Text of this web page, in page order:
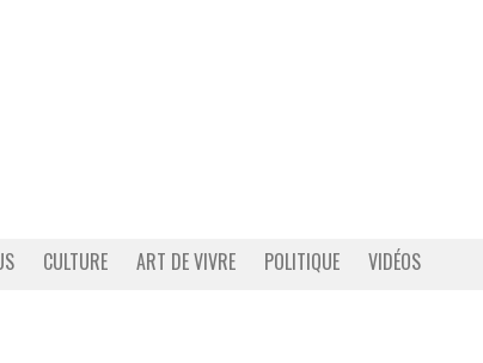
CULTURE ART DE VIVRE POLITIQUE VIDÉOS